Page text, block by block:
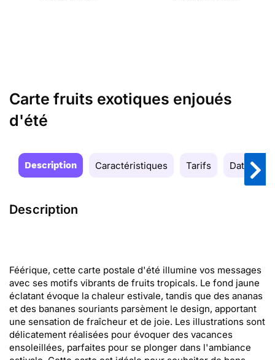
Carte fruits exotiques enjoués
d'été
Description Caractéristiques Tarifs Date de
Description
Féérique, cette carte postale d'été illumine vos messages
avec ses motifs vibrants de fruits tropicals. Le fond jaune
éclatant évoque la chaleur estivale, tandis que des ananas
et des bananes souriants parsèment le design, apportant
une sensation de fraîcheur et de joie. Les illustrations sont
délicatement réalisées pour évoquer des vacances
ensoleillées, parfaites pour se plonger dans l'ambiance